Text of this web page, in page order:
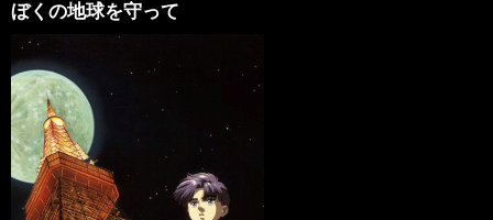
ぼくの地球を守って